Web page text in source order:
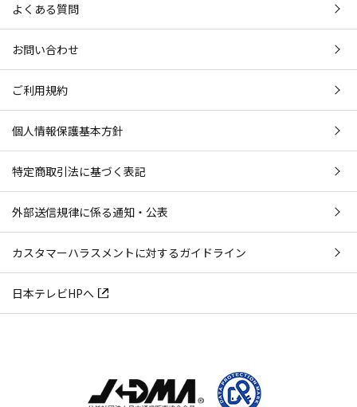
よくある質問
お問い合わせ
ご利用規約
個人情報保護基本方針
特定商取引法に基づく表記
外部送信規律に係る通知・公表
カスタマーハラスメントに対するガイドライン
日本テレビHPへ